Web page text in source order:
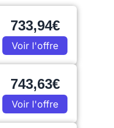
733,94€
Voir l'offre
743,63€
Voir l'offre